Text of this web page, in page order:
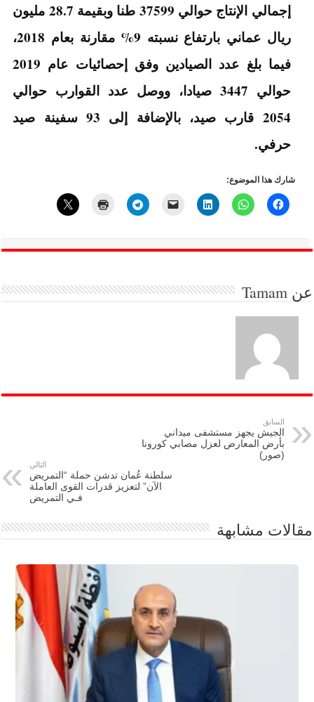
إجمالي الإنتاج حوالي 37599 طنا وبقيمة 28.7 مليون
ريال عماني بارتفاع نسبته 9% مقارنة بعام 2018،
فيما بلغ عدد الصيادين وفق إحصائيات عام 2019
حوالي 3447 صيادا، ووصل عدد القوارب حوالي
2054 قارب صيد، بالإضافة إلى 93 سفينة صيد
حرفي.
شارك هذا الموضوع:
عنTamam
السابق
الجيش يجهز مستشفى ميداني
بأرض المعارض لعزل مصابي كورونا
(صور)
التالي
سلطنة عُمان تدشن حملة “التمريض
الآن” لتعزيز قدرات القوى العاملة
فـي التمريض
مقالات مشابهة